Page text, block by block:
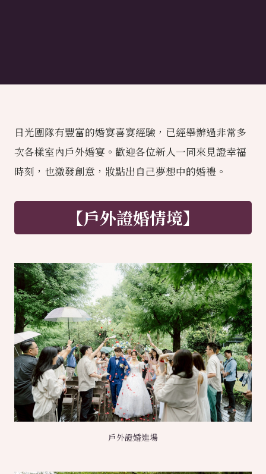
日光團隊有豐富的婚宴喜宴經驗，已經舉辦過非常多
次各樣室內戶外婚宴。歡迎各位新人一同來見證幸福
時刻，也激發創意，妝點出自己夢想中的婚禮。
【戶外證婚情境】
戶外證婚進場